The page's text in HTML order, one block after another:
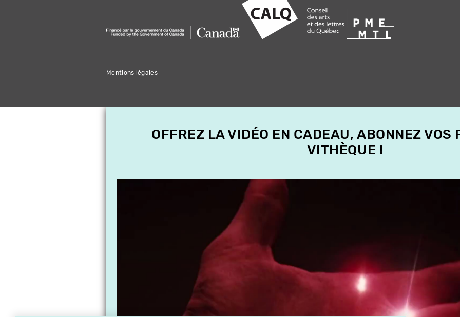
Mentions légales
OFFREZ LA VIDÉO EN CADEAU, ABONNEZ VOS
VITHÈQUE !